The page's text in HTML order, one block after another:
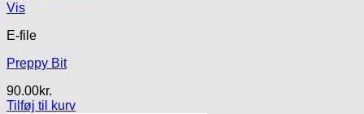
Vis
E-file
Preppy Bit
90.00kr.
Tilføj til kurv